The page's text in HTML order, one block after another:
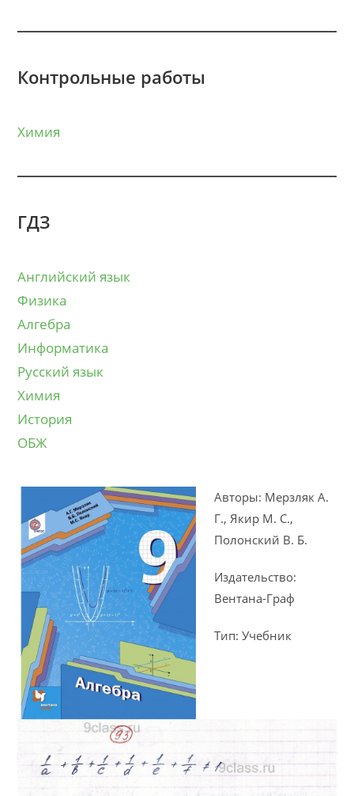
Контрольные работы
Химия
ГДЗ
Английский язык
Физика
Алгебра
Информатика
Русский язык
Химия
История
ОБЖ
Авторы: Мерзляк А.
Г., Якир М. С.,
Полонский В. Б.
Издательство:
Вентана-Граф
Тип: Учебник